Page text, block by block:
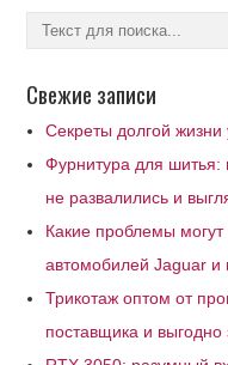
Свежие записи
Секреты долгой
Фурнитура для шитья:
не развалились и
Какие проблемы могут
автомобилей Jaguar и
Трикотаж оптом от
поставщика и выгодно